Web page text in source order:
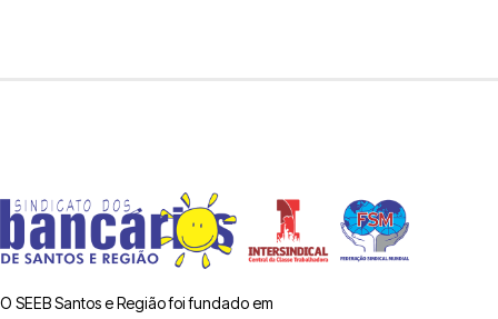
O SEEB Santos e Região foi fundado em